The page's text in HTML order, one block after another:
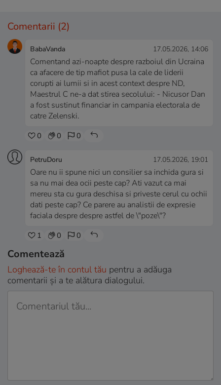
Comentarii (2)
BabaVanda 17.05.2026, 14:06
Comentand azi-noapte despre razboiul din Ucraina
ca afacere de tip mafiot pusa la cale de liderii
corupti ai lumii si in acest context despre ND,
Maestrul C ne-a dat stirea secolului: - Nicusor Dan
a fost sustinut financiar in campania electorala de
catre Zelenski.
0 0 0
PetruDoru 17.05.2026, 19:01
Oare nu ii spune nici un consilier sa inchida gura si
sa nu mai dea ocii peste cap? Ati vazut ca mai
mereu sta cu gura deschisa si priveste cerul cu ochii
dati peste cap? Ce parere au analistii de expresie
faciala despre despre astfel de \"poze\"?
1 0 0
Comentează
Loghează-te în contul tău pentru a adăuga
comentarii și a te alătura dialogului.